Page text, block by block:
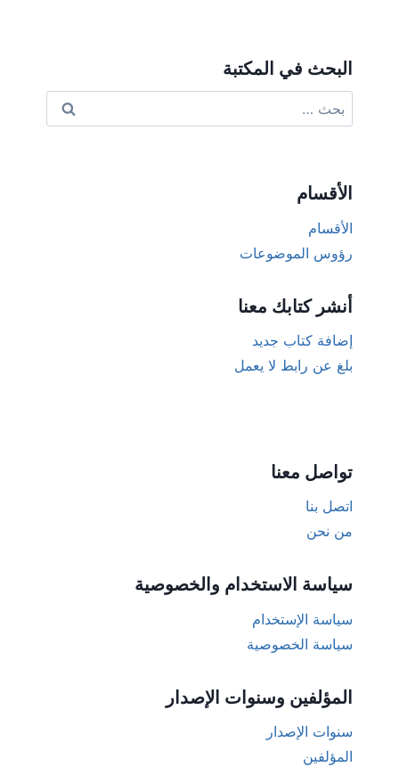
البحث في المكتبة
عن:
الأقسام
الأقسام
رؤوس الموضوعات
أنشر كتابك معنا
إضافة كتاب جديد
بلغ عن رابط لا يعمل
تواصل معنا
اتصل بنا
من نحن
سياسة الاستخدام والخصوصية
سياسة الإستخدام
سياسة الخصوصية
المؤلفين وسنوات الإصدار
سنوات الإصدار
المؤلفين